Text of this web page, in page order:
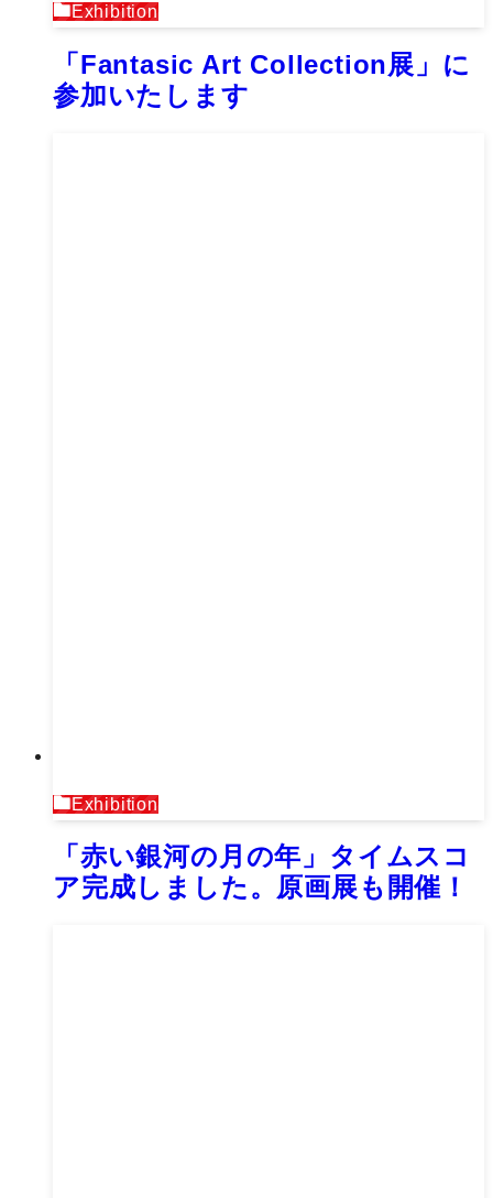
Exhibition
「Fantasic Art Collection展」に
参加いたします
Exhibition
「赤い銀河の月の年」タイムスコ
ア完成しました。原画展も開催！